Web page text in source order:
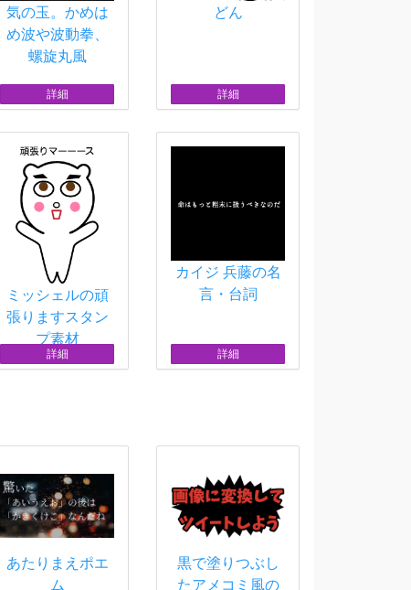
気の玉。かめは
め波や波動拳、
螺旋丸風
詳細
どん
詳細
ミッシェルの頑
張りますスタン
プ素材
詳細
カイジ 兵藤の名
言・台詞
詳細
あたりまえポエ
ム
黒で塗りつぶし
たアメコミ風の